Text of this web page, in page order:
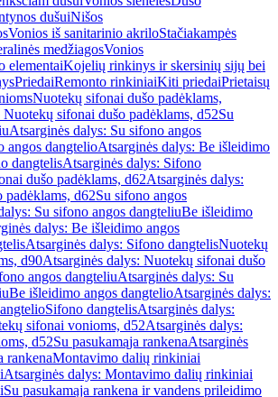
dušuiNišos
Vonios iš sanitarinio akriloStačiakampės
medžiagosVonios
elementaiKojelių rinkinys ir skersinių sijų bei
PriedaiRemonto rinkiniaiKiti priedaiPrietaisų
Nuotekų sifonai dušo padėklams,
sifonai dušo padėklams, d52Su
Atsarginės dalys: Su sifono angos
angos dangtelioAtsarginės dalys: Be išleidimo
dangtelisAtsarginės dalys: Sifono
dušo padėklams, d62Atsarginės dalys:
d62Su sifono angos
Su sifono angos dangteliuBe išleidimo
dalys: Be išleidimo angos
Atsarginės dalys: Sifono dangtelisNuotekų
d90Atsarginės dalys: Nuotekų sifonai dušo
angos dangteliuAtsarginės dalys: Su
Be išleidimo angos dangtelioAtsarginės dalys:
Sifono dangtelisAtsarginės dalys:
sifonai vonioms, d52Atsarginės dalys:
d52Su pasukamąja rankenaAtsarginės
rankenaMontavimo dalių rinkiniai
Atsarginės dalys: Montavimo dalių rinkiniai
Su pasukamąja rankena ir vandens prileidimo